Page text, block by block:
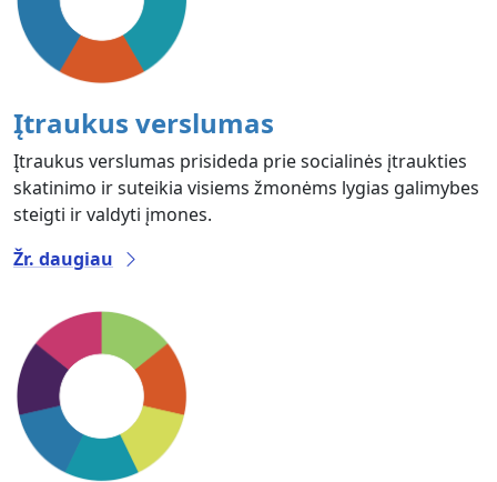
Įtraukus verslumas
Įtraukus verslumas prisideda prie socialinės įtraukties
skatinimo ir suteikia visiems žmonėms lygias galimybes
steigti ir valdyti įmones.
Žr. daugiau